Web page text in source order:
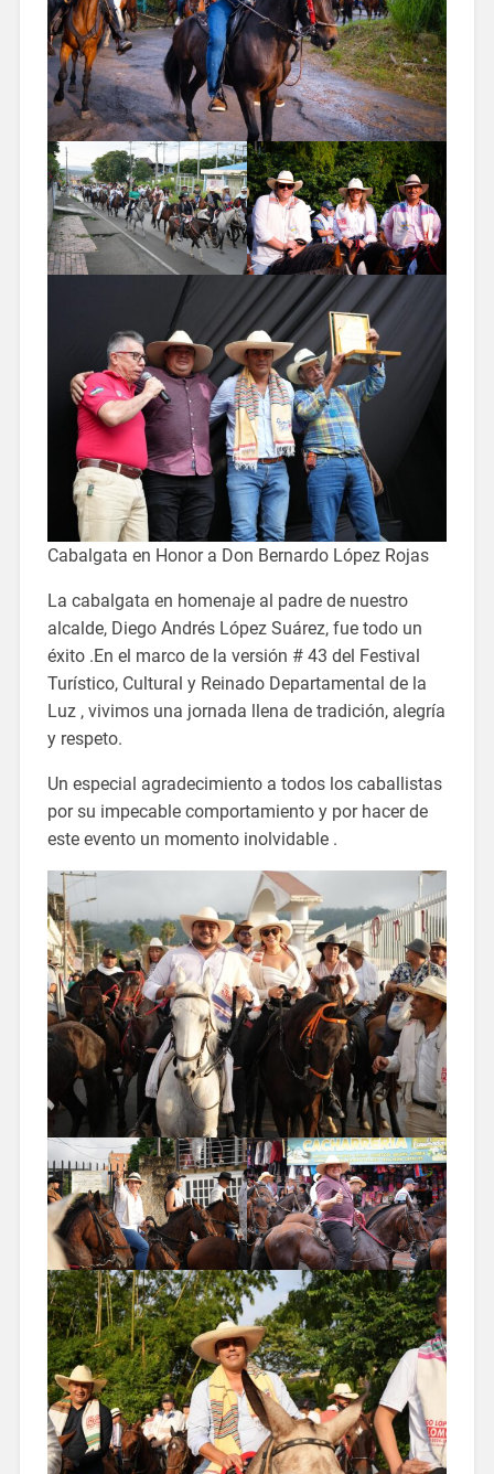
Cabalgata en Honor a Don Bernardo López Rojas
La cabalgata en homenaje al padre de nuestro
alcalde, Diego Andrés López Suárez, fue todo un
éxito .En el marco de la versión # 43 del Festival
Turístico, Cultural y Reinado Departamental de la
Luz , vivimos una jornada llena de tradición, alegría
y respeto.
Un especial agradecimiento a todos los caballistas
por su impecable comportamiento y por hacer de
este evento un momento inolvidable .